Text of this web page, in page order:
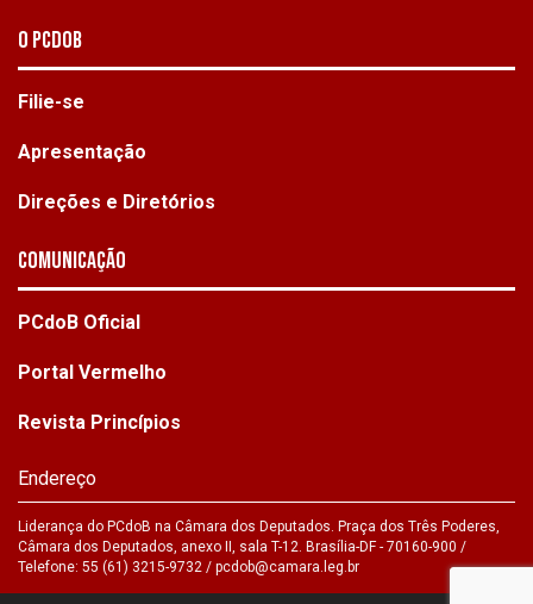
O PCdoB
Filie-se
Apresentação
Direções e Diretórios
Comunicação
PCdoB Oficial
Portal Vermelho
Revista Princípios
Endereço
Liderança do PCdoB na Câmara dos Deputados. Praça dos Três Poderes,
Câmara dos Deputados, anexo II, sala T-12. Brasília-DF - 70160-900 /
Telefone: 55 (61) 3215-9732 / pcdob@camara.leg.br